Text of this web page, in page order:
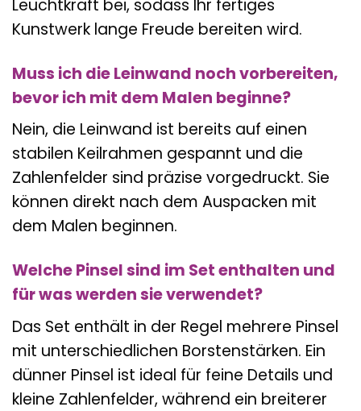
Leuchtkraft bei, sodass Ihr fertiges
Kunstwerk lange Freude bereiten wird.
Muss ich die Leinwand noch vorbereiten,
bevor ich mit dem Malen beginne?
Nein, die Leinwand ist bereits auf einen
stabilen Keilrahmen gespannt und die
Zahlenfelder sind präzise vorgedruckt. Sie
können direkt nach dem Auspacken mit
dem Malen beginnen.
Welche Pinsel sind im Set enthalten und
für was werden sie verwendet?
Das Set enthält in der Regel mehrere Pinsel
mit unterschiedlichen Borstenstärken. Ein
dünner Pinsel ist ideal für feine Details und
kleine Zahlenfelder, während ein breiterer